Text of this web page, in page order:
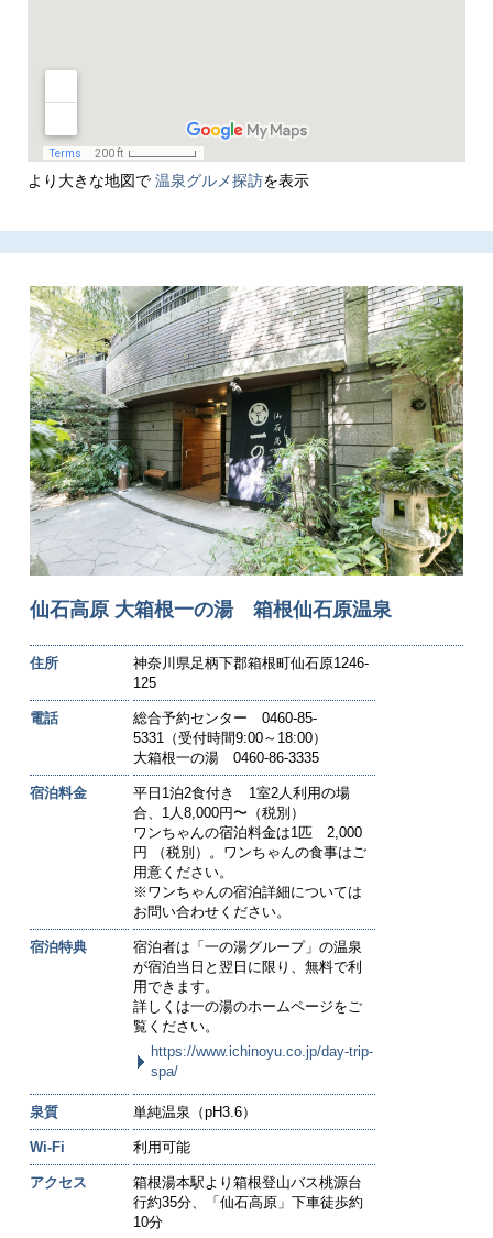
より大きな地図で 温泉グルメ探訪を表示
仙石高原 大箱根一の湯 箱根仙石原温泉
住所
神奈川県足柄下郡箱根町仙石原1246-
125
電話
総合予約センター 0460-85-
5331（受付時間9:00～18:00）
大箱根一の湯 0460-86-3335
宿泊料金
平日1泊2食付き 1室2人利用の場
合、1人8,000円〜（税別）
ワンちゃんの宿泊料金は1匹 2,000
円 （税別）。ワンちゃんの食事はご
用意ください。
※ワンちゃんの宿泊詳細については
お問い合わせください。
宿泊特典
宿泊者は「一の湯グループ」の温泉
が宿泊当日と翌日に限り、無料で利
用できます。
詳しくは一の湯のホームページをご
覧ください。
https://www.ichinoyu.co.jp/day-trip-
spa/
泉質 単純温泉（pH3.6）
Wi-Fi 利用可能
アクセス
箱根湯本駅より箱根登山バス桃源台
行約35分、「仙石高原」下車徒歩約
10分